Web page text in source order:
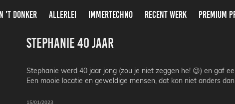
IN 'T DONKER ALLERLEI IMMERTECHNO RECENT WERK PREMIUM
Stephanie 40 Jaar
Stephanie werd 40 jaar jong (zou je niet zeggen he! 😉) en gaf
Een mooie locatie en geweldige mensen, dat kon niet anders
15/01/2023